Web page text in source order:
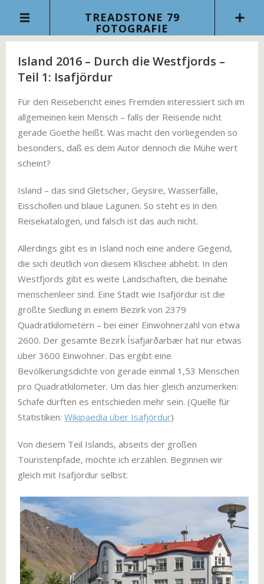
TREADSTONE 79
FOTOGRAFIE
Island 2016 – Durch die Westfjords –
Teil 1: Isafjördur
Für den Reisebericht eines Fremden interessiert sich im
allgemeinen kein Mensch – falls der Reisende nicht
gerade Goethe heißt. Was macht den vorliegenden so
besonders, daß es dem Autor dennoch die Mühe wert
scheint?
Island – das sind Gletscher, Geysire, Wasserfälle,
Eisschollen und blaue Lagunen. So steht es in den
Reisekatalogen, und falsch ist das auch nicht.
Allerdings gibt es in Island noch eine andere Gegend,
die sich deutlich von diesem Klischee abhebt. In den
Westfjords gibt es weite Landschaften, die beinahe
menschenleer sind. Eine Stadt wie Isafjördur ist die
größte Siedlung in einem Bezirk von 2379
Quadratkilometern – bei einer Einwohnerzahl von etwa
2600. Der gesamte Bezirk Ísafjarðarbær hat nur etwas
über 3600 Einwohner. Das ergibt eine
Bevölkerungsdichte von gerade einmal 1,53 Menschen
pro Quadratkilometer. Um das hier gleich anzumerken:
Schafe dürften es entschieden mehr sein. (Quelle für
Statistiken: Wikipaedia über Isafjördur)
Von diesem Teil Islands, abseits der großen
Touristenpfade, möchte ich erzählen. Beginnen wir
gleich mit Isafjördur selbst: